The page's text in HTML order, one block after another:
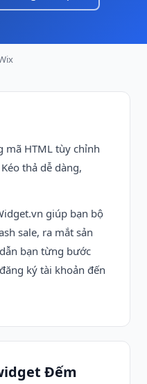
mã HTML tùy chỉnh
thả dễ dàng,
giúp bạn bộ
sale, ra mắt sản
bạn từng bước
ký tài khoản đến
Đếm